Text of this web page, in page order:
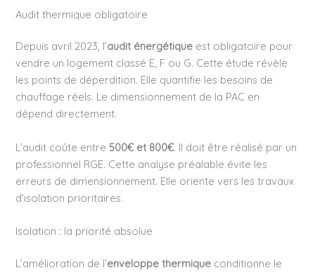
Audit thermique obligatoire
Depuis avril 2023, l’audit énergétique est obligatoire pour
vendre un logement classé E, F ou G. Cette étude révèle
les points de déperdition. Elle quantifie les besoins de
chauffage réels. Le dimensionnement de la PAC en
dépend directement.
L’audit coûte entre 500€ et 800€. Il doit être réalisé par un
professionnel RGE. Cette analyse préalable évite les
erreurs de dimensionnement. Elle oriente vers les travaux
d’isolation prioritaires.
Isolation : la priorité absolue
L’amélioration de l’enveloppe thermique conditionne le